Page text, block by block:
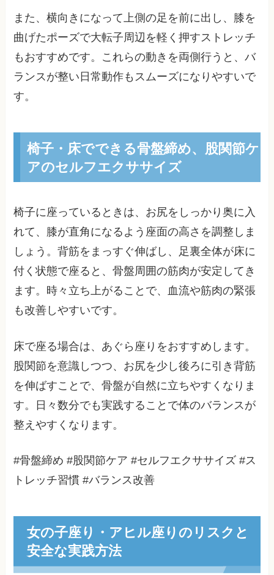
また、横向きになって上側の足を前に出し、膝を
曲げたポーズで大転子周辺を軽く押すストレッチ
もおすすめです。これらの動きを両側行うと、バ
ランスが整い日常動作もスムーズになりやすいで
す。
椅子・床でできる骨盤締め、股関節ケ
アのセルフエクササイズ
椅子に座っているときは、お尻をしっかり奥に入
れて、膝が直角になるよう座面の高さを調整しま
しょう。背筋をまっすぐ伸ばし、足裏全体が床に
付く状態で座ると、骨盤周囲の筋肉が安定してき
ます。時々立ち上がることで、血流や筋肉の緊張
も改善しやすいです。
床で座る場合は、あぐら座りをおすすめします。
股関節を意識しつつ、お尻を少し後ろに引き背筋
を伸ばすことで、骨盤が自然に立ちやすくなりま
す。日々数分でも実践することで体のバランスが
整えやすくなります。
#骨盤締め #股関節ケア #セルフエクササイズ #ス
トレッチ習慣 #バランス改善
女の子座り・アヒル座りのリスクと
安全な実践方法